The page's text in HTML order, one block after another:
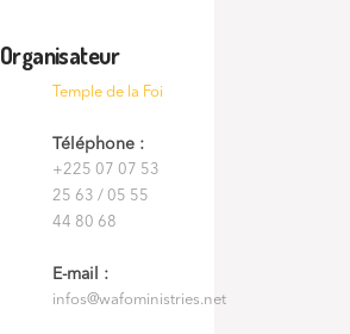
Organisateur
Temple de la Foi
Téléphone :
+225 07 07 53
25 63 / 05 55
44 80 68
E-mail :
infos@wafoministries.net